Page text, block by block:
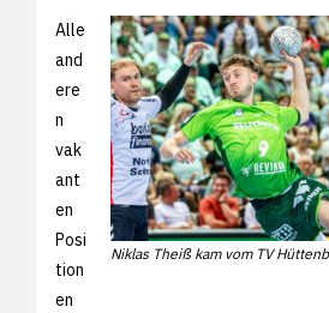
Niklas Theiß kam vom TV
Alle
and
ere
n
vak
ant
en
Posi
tion
en